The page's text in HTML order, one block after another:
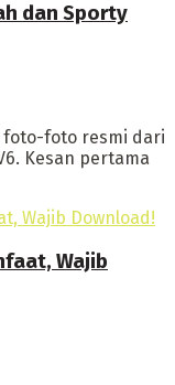
dan Sporty
foto-foto resmi dari
Kesan pertama
Wajib